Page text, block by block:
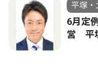
平塚・
6月定
営 平